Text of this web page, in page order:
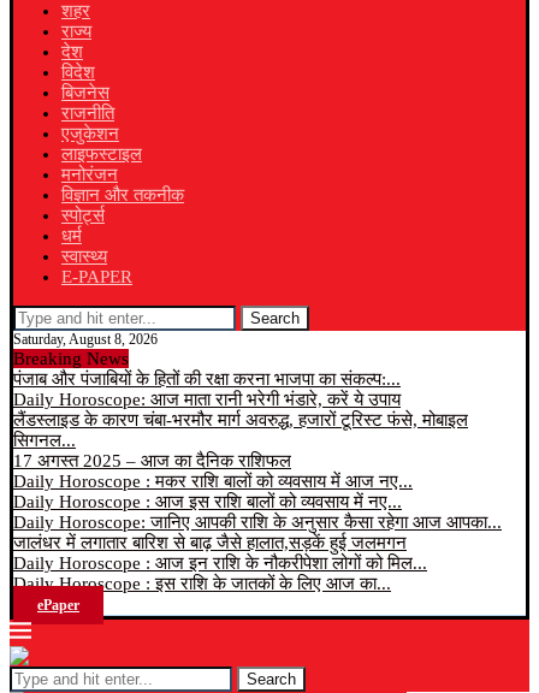
शहर
राज्य
देश
विदेश
बिजनेस
राजनीति
एजुकेशन
लाइफस्टाइल
मनोरंजन
विज्ञान और तकनीक
स्पोर्ट्स
धर्म
स्वास्थ्य
E-PAPER
Search
Saturday, August 8, 2026
Breaking News
पंजाब और पंजाबियों के हितों की रक्षा करना भाजपा का संकल्प:...
Daily Horoscope: आज माता रानी भरेगी भंडारे, करें ये उपाय
लैंडस्लाइड के कारण चंबा-भरमौर मार्ग अवरुद्ध, हजारों टूरिस्ट फंसे, मोबाइल
सिगनल...
17 अगस्त 2025 – आज का दैनिक राशिफल
Daily Horoscope : मकर राशि बालों को व्यवसाय में आज नए...
Daily Horoscope : आज इस राशि बालों को व्यवसाय में नए...
Daily Horoscope: जानिए आपकी राशि के अनुसार कैसा रहेगा आज आपका...
जालंधर में लगातार बारिश से बाढ़ जैसे हालात,सड़कें हुई जलमगन
Daily Horoscope : आज इन राशि के नौकरीपेशा लोगों को मिल...
Daily Horoscope : इस राशि के जातकों के लिए आज का...
ePaper
Search